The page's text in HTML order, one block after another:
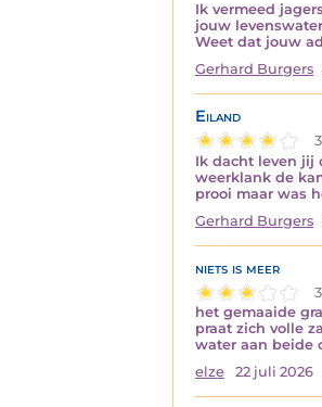
Ik vermeed
jouw
Weet dat jouw
Gerhard Burgers
Eiland
Ik dacht leven jij
weerklank de
prooi maar was
Gerhard Burgers
niets is meer
het gemaaide
praat zich volle
water aan beide
elze
22 juli 2026